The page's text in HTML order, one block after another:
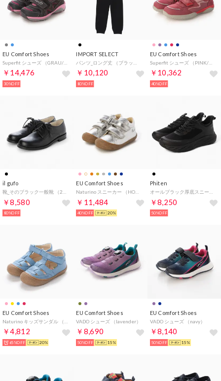
EU Comfort Shoes
￥14,476
30%OFF
IMPORT SELECT
￥10,120
80%OFF
EU Comfort Shoes
Superfit シューズ （PINK/ROT）
￥10,362
40%OFF
il gufo
靴_そのブラック一般靴 （21cm/ブラック）
￥8,580
80%OFF
EU Comfort Shoes
Naturino スニーカー （HONEY SILVER）
￥11,484
40%OFF 20%
Phiten
オールブラック厚底スニーカー （ブラック/ブラック）
￥8,250
50%OFF
EU Comfort Shoes
￥4,812
65%OFF 20%
EU Comfort Shoes
VADO シューズ （lavender）
￥8,690
50%OFF 15%
EU Comfort Shoes
VADO シューズ （navy）
￥8,140
50%OFF 15%